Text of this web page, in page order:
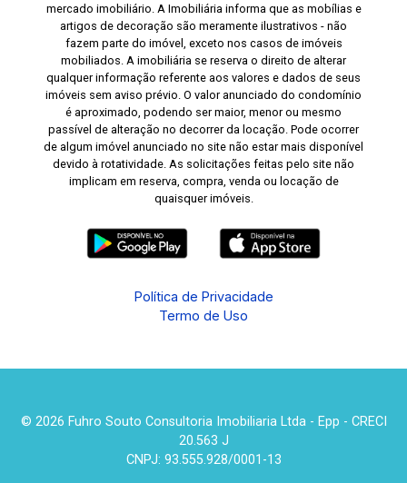
mercado imobiliário. A Imobiliária informa que as mobílias e
artigos de decoração são meramente ilustrativos - não
fazem parte do imóvel, exceto nos casos de imóveis
mobiliados. A imobiliária se reserva o direito de alterar
qualquer informação referente aos valores e dados de seus
imóveis sem aviso prévio. O valor anunciado do condomínio
é aproximado, podendo ser maior, menor ou mesmo
passível de alteração no decorrer da locação. Pode ocorrer
de algum imóvel anunciado no site não estar mais disponível
devido à rotatividade. As solicitações feitas pelo site não
implicam em reserva, compra, venda ou locação de
quaisquer imóveis.
Política de Privacidade
Termo de Uso
© 2026 Fuhro Souto Consultoria Imobiliaria Ltda - Epp - CRECI
20.563 J
CNPJ: 93.555.928/0001-13